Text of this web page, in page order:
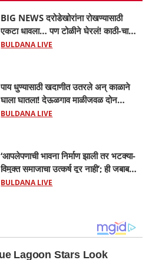
BIG NEWS दरोडेखोरांना रोखण्यासाठी
एकटा धावला… पण टोळीने घेरलं! काठी-चाकूचे
सपासप वार; ५२ वर्षीय शेतकऱ्याचा दुर्दैवी अंत!
BULDANA LIVE
पाय धुण्यासाठी खदाणीत उतरले अन् काळाने
घाला घातला! देऊळगाव माळीजवळ दोन
चिमुकल्यांचा बुडून दुर्दैवी मृत्यू; कोराडी प्रकल्प
BULDANA LIVE
‘आपलेपणाची भावना निर्माण झाली तर भटक्या-
विमुक्त समाजाचा उत्कर्ष दूर नाही’; ही जबाबदारी
केवळ सरकारची नाही,आपल्या सर्वांची !
BULDANA LIVE